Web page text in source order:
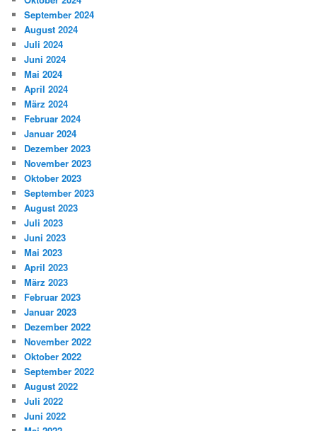
September 2024
August 2024
Juli 2024
Juni 2024
Mai 2024
April 2024
März 2024
Februar 2024
Januar 2024
Dezember 2023
November 2023
Oktober 2023
September 2023
August 2023
Juli 2023
Juni 2023
Mai 2023
April 2023
März 2023
Februar 2023
Januar 2023
Dezember 2022
November 2022
Oktober 2022
September 2022
August 2022
Juli 2022
Juni 2022